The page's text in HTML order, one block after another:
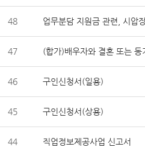
48 업무분담 지원금 관련, 시압
47 (합가)배우자와 결혼 또는
46 구인신청서(일용)
45 구인신청서(상용)
44 직업정보제공사업 신고서